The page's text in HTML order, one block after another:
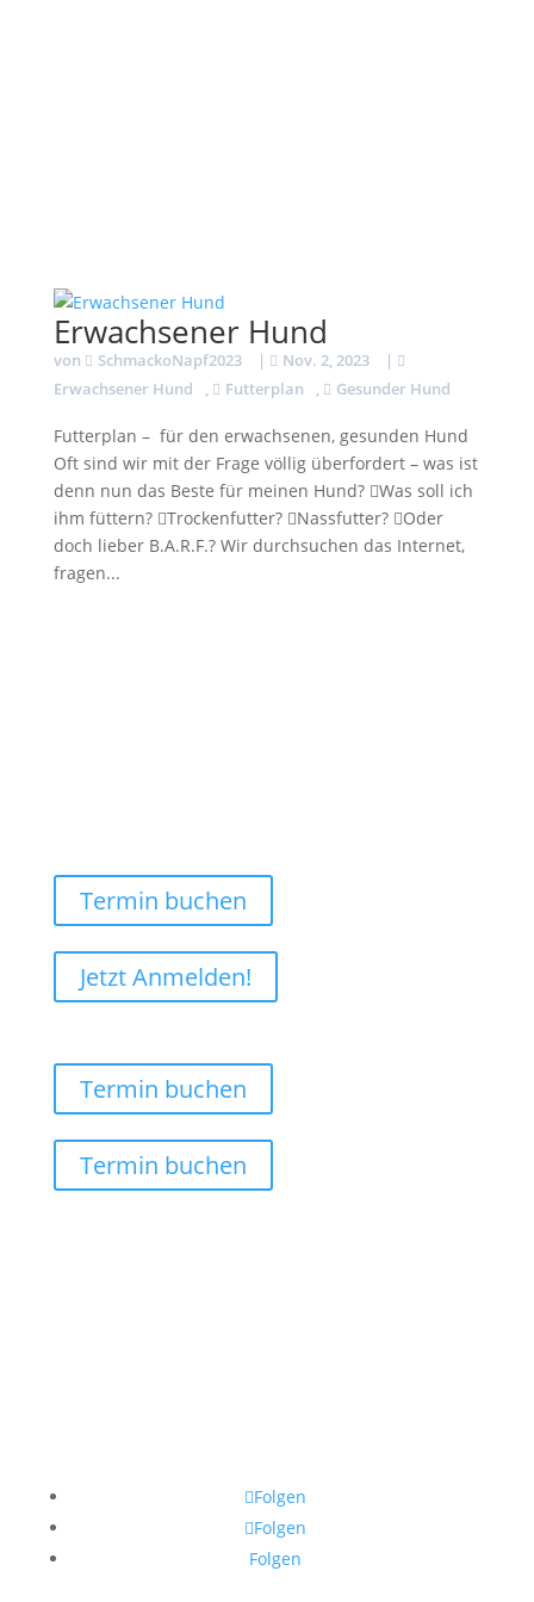
Erwachsener Hund
von SchmackoNapf2023 | Nov. 2, 2023
|
Erwachsener Hund
, Futterplan , Gesunder Hund
Futterplan – für den erwachsenen, gesunden Hund
Oft sind wir mit der Frage völlig überfordert – was ist
denn nun das Beste für meinen Hund? Was soll ich
ihm füttern? Trockenfutter? Nassfutter? Oder
doch lieber B.A.R.F.? Wir durchsuchen das Internet,
fragen...
Termin buchen
Jetzt Anmelden!
Termin buchen
Termin buchen
Folgen
Folgen
Folgen